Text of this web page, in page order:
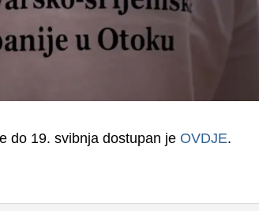
do 19. svibnja dostupan je OVDJE.